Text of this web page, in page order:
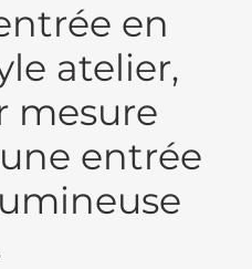
en
atelier,
mesure
entrée